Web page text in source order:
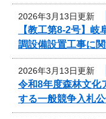
2026年3月13日更新
【教工第8-2号】
調設備設置工事に
2026年3月13日更新
令和8年度森林文化
する一般競争入札